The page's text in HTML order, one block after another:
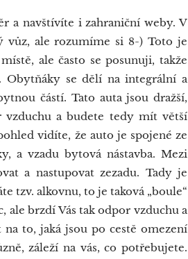
a navštívíte i zahraniční weby. V
vůz, ale rozumíme si 8-) Toto je
ale často se posunuji, takže
Obytňáky se dělí na integrální a
částí. Tato auta jsou dražší,
vzduchu a budete tedy mít větší
vidíte, že auto je spojené ze
a vzadu bytová nástavba. Mezi
a nastupovat zezadu. Tady je
tzv. alkovnu, to je taková „boule“
ale brzdí Vás tak odpor vzduchu a
to, jaká jsou po cestě omezení
záleží na vás, co potřebujete.